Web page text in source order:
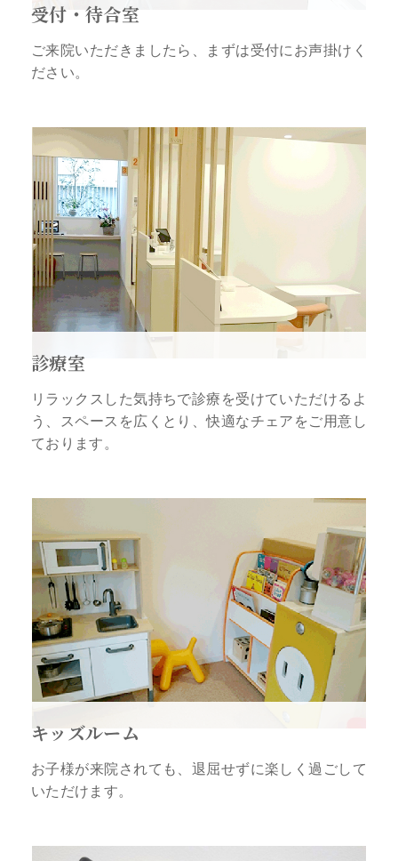
受付・待合室
ご来院いただきましたら、まずは受付にお声掛けく
ださい。
診療室
リラックスした気持ちで診療を受けていただけるよ
う、スペースを広くとり、快適なチェアをご用意し
ております。
キッズルーム
お子様が来院されても、退屈せずに楽しく過ごして
いただけます。